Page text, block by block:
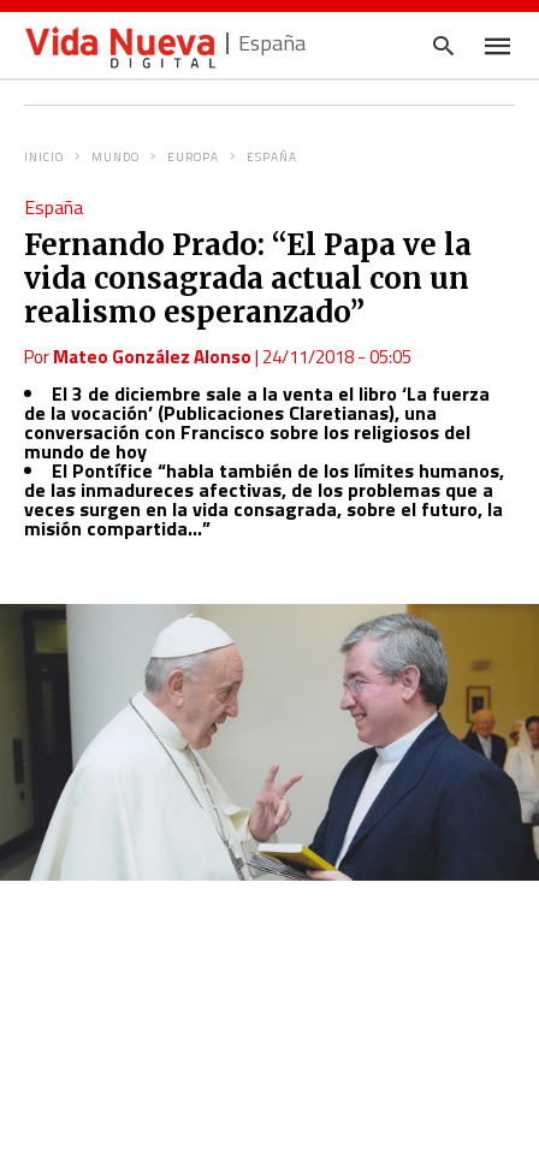
España
INICIO MUNDO EUROPA ESPAÑA
España
Fernando Prado: “El Papa ve la
vida consagrada actual con un
realismo esperanzado”
PorMateo González Alonso| 24/11/2018 - 05:05
El 3 de diciembre sale a la venta el libro‘La fuerza
de la vocación’ (Publicaciones Claretianas), una
conversación con Francisco sobre los religiosos del
mundo de hoy
El Pontífice “habla también de los límites humanos,
de las inmadureces afectivas, de los problemas que a
veces surgen en la vida consagrada, sobre el futuro, la
misión compartida…”